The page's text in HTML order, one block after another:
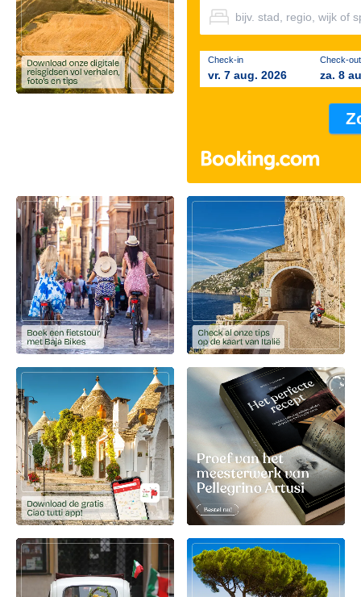
Check-in
vr. 7 aug. 2026
Check-out
za. 8